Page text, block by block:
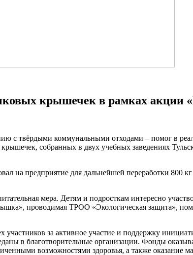
крышечек в рамках
твёрдыми коммунальными отходами – помог в
собранных в двух учебных заведениях
на предприятие для дальнейшей переработки 800
мера. Детям и подросткам интересно
проводимая ТРОО «Экологическая защита»,
за активное участие и поддержку
в благотворительные организации. Фонды
возможностями здоровья, а также